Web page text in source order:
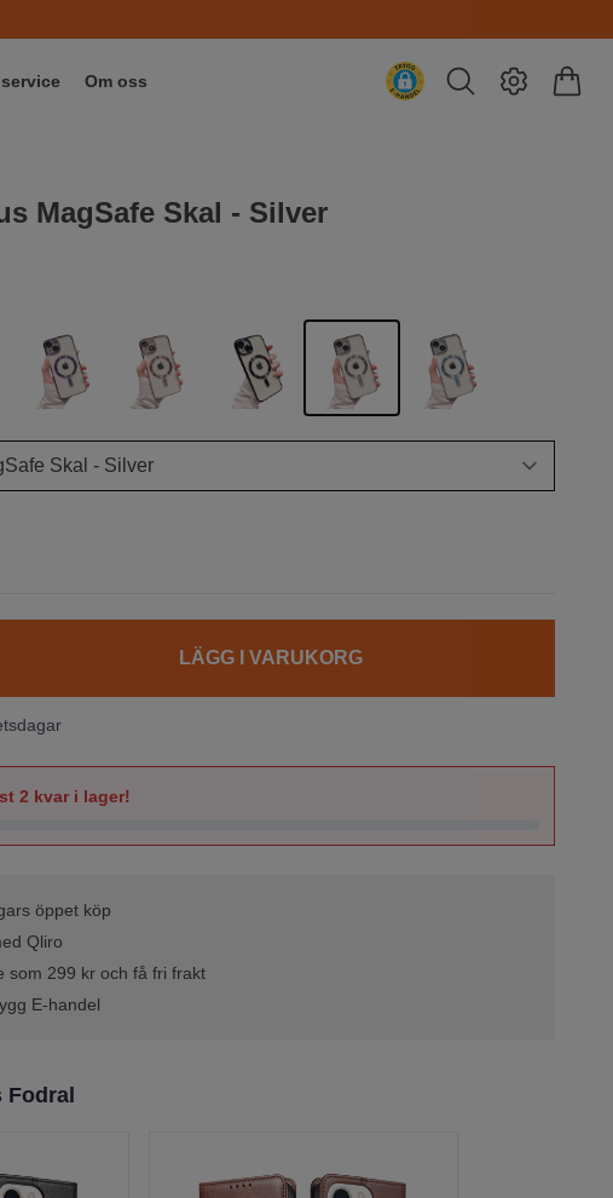
Om oss
MagSafe Skal - Silver
LÄGG I VARUKORG
2 kvar i lager!
öppet köp
Qliro
som 299 kr och få fri frakt
E-handel
Fodral